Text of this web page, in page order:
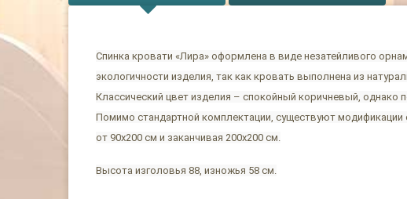
Спинка кровати «Лира» оформлена в виде незатейливого
экологичности изделия, так как кровать выполнена из
Классический цвет изделия – спокойный коричневый, однако
Помимо стандартной комплектации, существуют
от 90х200 см и заканчивая 200х200 см.
Высота изголовья 88, изножья 58 см.